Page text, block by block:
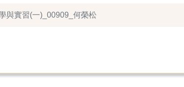
與實習(一)_00909_何榮松